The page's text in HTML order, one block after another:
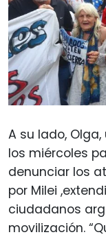
A su lado,
los miércoles
denunciar los
por Milei
ciudadanos
movilización.